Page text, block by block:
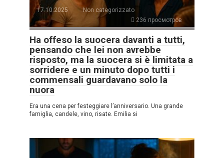
17.10.2025
Non categorizzato
236 просмотров
Ha offeso la suocera davanti a tutti,
pensando che lei non avrebbe
risposto, ma la suocera si è limitata a
sorridere e un minuto dopo tutti i
commensali guardavano solo la
nuora
Era una cena per festeggiare l’anniversario. Una grande
famiglia, candele, vino, risate. Emilia si